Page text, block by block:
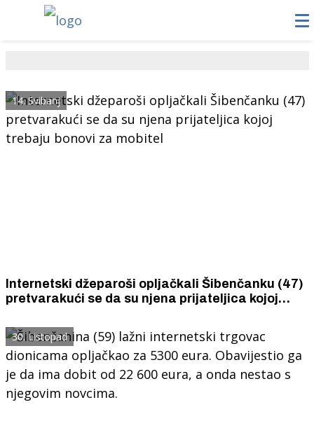
14. Svibanj
Internetski džeparoši opljačkali Šibenčanku (47)
pretvarakući se da su njena prijateljica kojoj
30. Listopad